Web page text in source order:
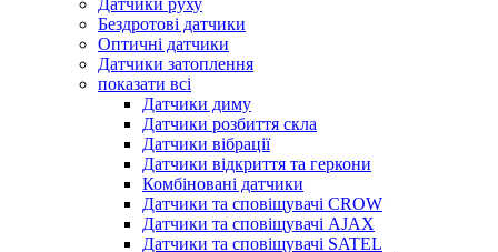
Бездротові датчики
Оптичні датчики
Датчики затоплення
показати всі
Датчики диму
Датчики розбиття скла
Датчики вібрації
Датчики відкриття та геркони
Комбіновані датчики
Датчики та сповіщувачі CROW
Датчики та сповіщувачі AJAX
Датчики та сповіщувачі SATEL